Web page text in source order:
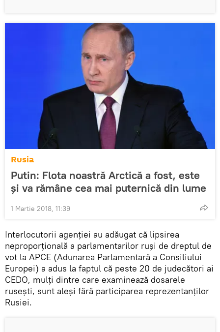
Rusia
Putin: Flota noastră Arctică a fost, este
și va rămâne cea mai puternică din lume
1 Martie 2018, 11:39
Interlocutorii agenției au adăugat că lipsirea
neproporțională a parlamentarilor ruși de dreptul de
vot la APCE (Adunarea Parlamentară a Consiliului
Europei) a adus la faptul că peste 20 de judecători ai
CEDO, mulți dintre care examinează dosarele
rusești, sunt aleși fără participarea reprezentanților
Rusiei.